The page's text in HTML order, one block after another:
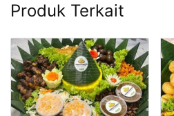
Produk Terkait